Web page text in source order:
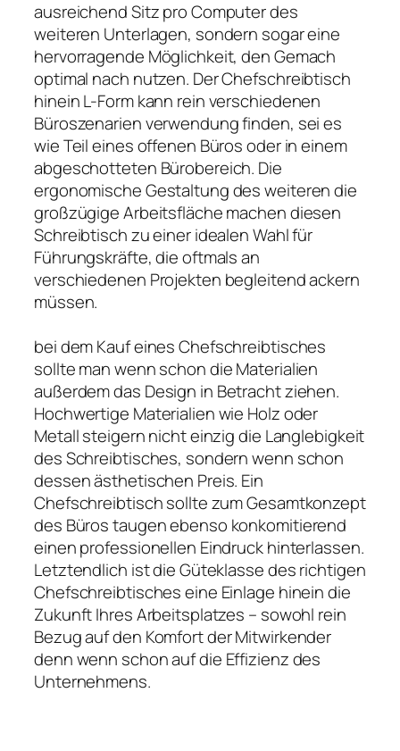
ausreichend Sitz pro Computer des
weiteren Unterlagen, sondern sogar eine
hervorragende Möglichkeit, den Gemach
optimal nach nutzen. Der Chefschreibtisch
hinein L-Form kann rein verschiedenen
Büroszenarien verwendung finden, sei es
wie Teil eines offenen Büros oder in einem
abgeschotteten Bürobereich. Die
ergonomische Gestaltung des weiteren die
großzügige Arbeitsfläche machen diesen
Schreibtisch zu einer idealen Wahl für
Führungskräfte, die oftmals an
verschiedenen Projekten begleitend ackern
müssen.
bei dem Kauf eines Chefschreibtisches
sollte man wenn schon die Materialien
außerdem das Design in Betracht ziehen.
Hochwertige Materialien wie Holz oder
Metall steigern nicht einzig die Langlebigkeit
des Schreibtisches, sondern wenn schon
dessen ästhetischen Preis. Ein
Chefschreibtisch sollte zum Gesamtkonzept
des Büros taugen ebenso konkomitierend
einen professionellen Eindruck hinterlassen.
Letztendlich ist die Güteklasse des richtigen
Chefschreibtisches eine Einlage hinein die
Zukunft Ihres Arbeitsplatzes – sowohl rein
Bezug auf den Komfort der Mitwirkender
denn wenn schon auf die Effizienz des
Unternehmens.